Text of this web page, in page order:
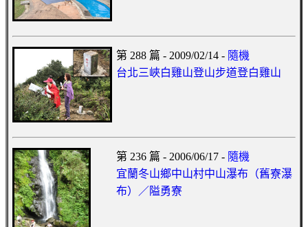
第 288 篇 - 2009/02/14 - 隨機
台北三峽白雞山登山步道登白雞山
第 236 篇 - 2006/06/17 - 隨機
宜蘭冬山鄉中山村中山瀑布（舊寮瀑
布）／隘勇寮